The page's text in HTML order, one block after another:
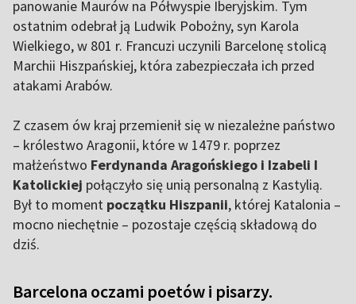
panowanie Maurów na Półwyspie Iberyjskim. Tym
ostatnim odebrał ją Ludwik Pobożny, syn Karola
Wielkiego, w 801 r. Francuzi uczynili Barcelonę stolicą
Marchii Hiszpańskiej, która zabezpieczała ich przed
atakami Arabów.
Z czasem ów kraj przemienił się w niezależne państwo
– królestwo Aragonii, które w 1479 r. poprzez
małżeństwo Ferdynanda Aragońskiego i Izabeli I
Katolickiej połączyło się unią personalną z Kastylią.
Był to moment początku Hiszpanii, której Katalonia –
mocno niechętnie – pozostaje częścią składową do
dziś.
Barcelona oczami poetów i pisarzy.